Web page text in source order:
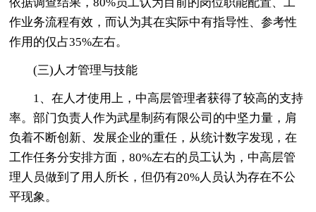
作业务流程有效，而认为其在实际中有指导性、参考性
作用的仅占35%左右。
(三)人才管理与技能
1、在人才使用上，中高层管理者获得了较高的支持
率。部门负责人作为武星制药有限公司的中坚力量，肩
负着不断创新、发展企业的重任，从统计数字发现，在
工作任务分安排方面，80%左右的员工认为，中高层管
理人员做到了用人所长，但仍有20%人员认为存在不公
平现象。